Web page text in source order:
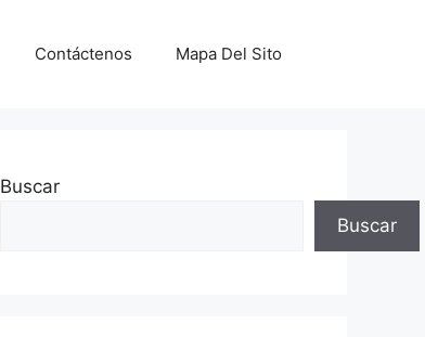
Contáctenos Mapa Del Sito
Buscar
Buscar